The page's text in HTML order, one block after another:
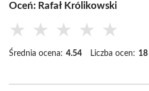
Oceń: Rafał Królikowski
★ ★ ★ ★ ★
Średnia ocena: 4.54 Liczba ocen: 18